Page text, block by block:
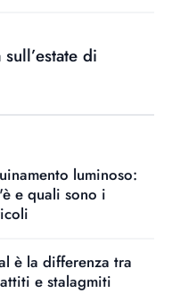
di
luminoso:
e quali sono i
è la differenza tra
e stalagmiti